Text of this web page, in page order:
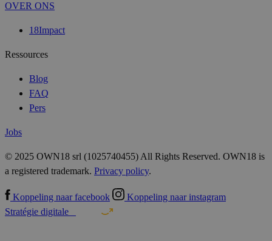
OVER ONS
18Impact
Ressources
Blog
FAQ
Pers
Jobs
© 2025 OWN18 srl (1025740455) All Rights Reserved. OWN18 is
a registered trademark. Privacy policy.
Koppeling naar facebook
Koppeling naar instagram
Stratégie digitale